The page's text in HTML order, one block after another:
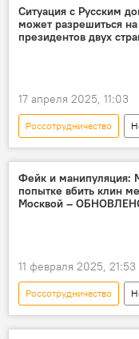
Баку
День
Михаил Галузин
Ситуация с Русским
может разрешиться
президентов двух
17 апреля 2025, 11:03
Россотрудничество
Азербайджан
Русский дом
Фейк и
попытке вбить клин
Москвой –
11 февраля 2025, 21:53
Россотрудничество
МИД Азербайджана